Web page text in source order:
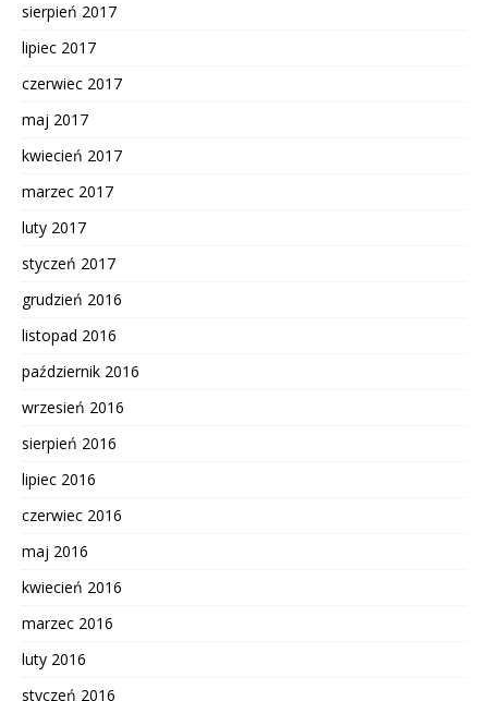
sierpień 2017
lipiec 2017
czerwiec 2017
maj 2017
kwiecień 2017
marzec 2017
luty 2017
styczeń 2017
grudzień 2016
listopad 2016
październik 2016
wrzesień 2016
sierpień 2016
lipiec 2016
czerwiec 2016
maj 2016
kwiecień 2016
marzec 2016
luty 2016
styczeń 2016